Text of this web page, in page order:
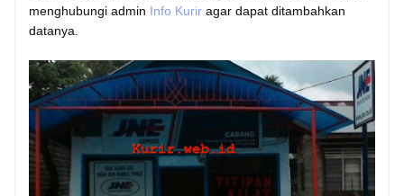
menghubungi admin Info Kurir agar dapat ditambahkan
datanya.